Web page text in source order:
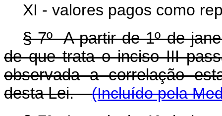
XI - valores pagos como
§ 7º A partir de 1º de
de que trata o inciso III
observada a correlação
desta Lei.(Incluído pela